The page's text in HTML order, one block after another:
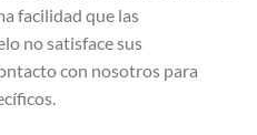
facilidad que las
no satisface sus
con nosotros para